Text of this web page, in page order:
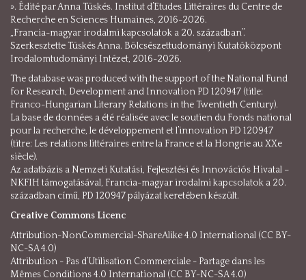
». Édité par Anna Tüskés. Institut d’Etudes Littéraires du Centre de
Recherche en Sciences Humaines, 2016-2026.
„Francia-magyar irodalmi kapcsolatok a 20. században”.
Szerkesztette Tüskés Anna. Bölcsészettudományi Kutatóközpont
Irodalomtudományi Intézet, 2016-2026.
The database was produced with the support of the National Fund
for Research, Development and Innovation PD 120947 (title:
Franco-Hungarian Literary Relations in the Twentieth Century).
La base de données a été réalisée avec le soutien du Fonds national
pour la recherche, le développement et l’innovation PD 120947
(titre: Les relations littéraires entre la France et la Hongrie au XXe
siècle).
Az adatbázis a Nemzeti Kutatási, Fejlesztési és Innovációs Hivatal –
NKFIH támogatásával, Francia-magyar irodalmi kapcsolatok a 20.
században című, PD 120947 pályázat keretében készült.
Creative Commons Licenc
Attribution-NonCommercial-ShareAlike 4.0 International (CC BY-
NC-SA 4.0)
Attribution - Pas d’Utilisation Commerciale - Partage dans les
Mêmes Conditions 4.0 International (CC BY-NC-SA 4.0)